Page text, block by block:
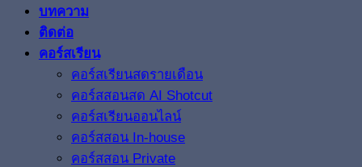
บทความ
ติดต่อ
คอร์สเรียน
คอร์สเรียนสดรายเดือน
คอร์สสอนสด AI Shotcut
คอร์สเรียนออนไลน์
คอร์สสอน In-house
คอร์สสอน Private